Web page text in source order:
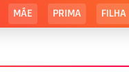
MÃE PRIMA FILHA